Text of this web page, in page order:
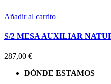
Añadir al carrito
S/2 MESA AUXILIAR
287,00 €
DÓNDE ESTAMOS